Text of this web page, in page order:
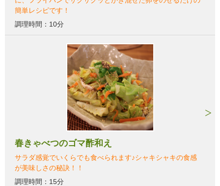
簡単レシピです！
調理時間：10分
春きゃべつのゴマ酢和え
サラダ感覚でいくらでも食べられます♪シャキシャキの食感
が美味しさの秘訣！！
調理時間：15分